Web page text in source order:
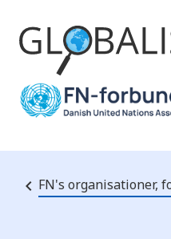
FN's organisationer,